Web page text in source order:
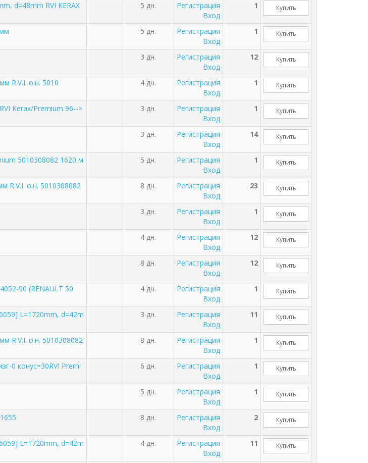
d=48mm RVI KERAX 5 дн.
Регистрация
Вход
1 Купить
5 дн.
Регистрация
Вход
1 Купить
3 дн.
Регистрация
Вход
12 Купить
R.V.I. о.н. 5010 4 дн.
Регистрация
Вход
1 Купить
Kerax/Premium 96--> 3 дн.
Регистрация
Вход
1 Купить
3 дн.
Регистрация
Вход
14 Купить
5010308082 1620 м
5 дн.
Регистрация
Вход
1 Купить
R.V.I. о.н. 5010308082
8 дн.
Регистрация
Вход
23 Купить
3 дн.
Регистрация
Вход
1 Купить
4 дн.
Регистрация
Вход
12 Купить
8 дн.
Регистрация
Вход
12 Купить
90 (RENAULT 50 4 дн.
Регистрация
Вход
1 Купить
L=1720mm, d=42m
3 дн.
Регистрация
Вход
11 Купить
R.V.I. о.н. 5010308082
8 дн.
Регистрация
Вход
1 Купить
0 конус=30RVI Premi
6 дн.
Регистрация
Вход
1 Купить
5 дн.
Регистрация
Вход
1 Купить
8 дн.
Регистрация
Вход
2 Купить
L=1720mm, d=42m
4 дн.
Регистрация
Вход
11 Купить